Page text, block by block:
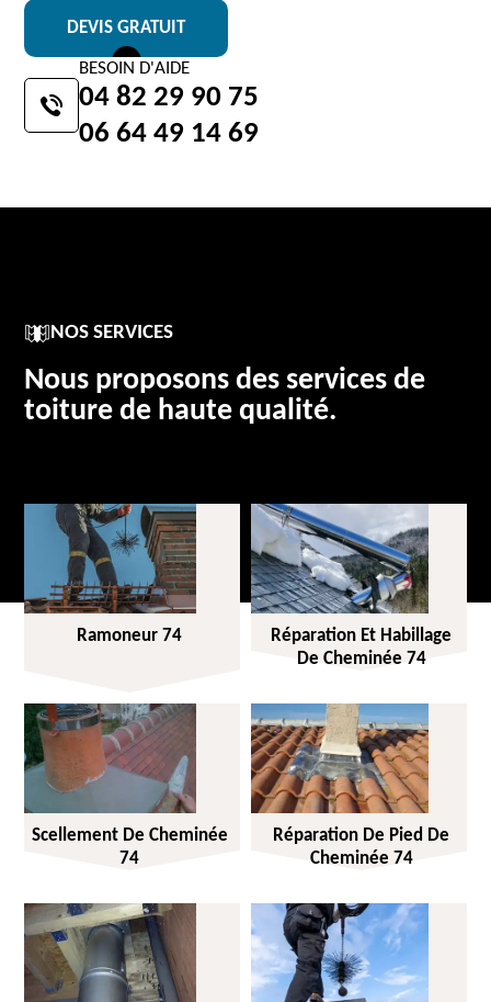
DEVIS GRATUIT
BESOIN D'AIDE
04 82 29 90 75
06 64 49 14 69
NOS SERVICES
Nous proposons des services de
toiture de haute qualité.
Ramoneur 74
Réparation Et Habillage
De Cheminée 74
Scellement De Cheminée
74
Réparation De Pied De
Cheminée 74